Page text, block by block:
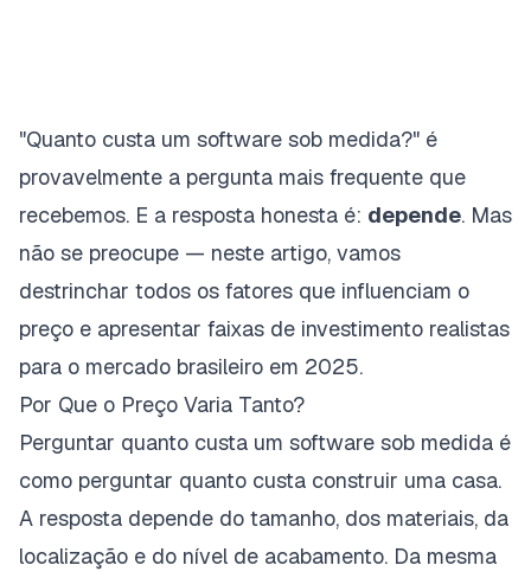
"Quanto custa um software sob medida?" é
provavelmente a pergunta mais frequente que
recebemos. E a resposta honesta é: depende. Mas
não se preocupe — neste artigo, vamos
destrinchar todos os fatores que influenciam o
preço e apresentar faixas de investimento realistas
para o mercado brasileiro em 2025.
Por Que o Preço Varia Tanto?
Perguntar quanto custa um software sob medida é
como perguntar quanto custa construir uma casa.
A resposta depende do tamanho, dos materiais, da
localização e do nível de acabamento. Da mesma